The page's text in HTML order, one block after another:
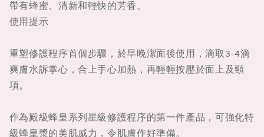
帶有蜂蜜、清新和輕快的芳香。
使用提示
重塑修護程序首個步驟，於早晚潔面後使用，滴取3-4滴
爽膚水訴掌心，合上手心加熱，再輕輕按壓於面上及頸
項。
作為殿級蜂皇系列星級修護程序的第一件產品，可強化特
級蜂皇漿的美肌威力，令肌膚作好準備。